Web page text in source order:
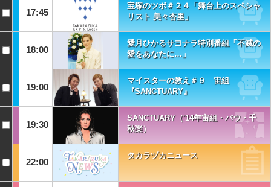
17:45
宝塚のツボ＃２４「舞台上のスペシャ
リスト 美々杏里」
18:00
愛月ひかるサヨナラ特別番組「不滅の
愛をあなたに…」
19:00
マイスターの教え＃９ 宙組
『SANCTUARY』
19:30
SANCTUARY（'14年宙組・バウ・千
秋楽）
22:00
タカラヅカニュース